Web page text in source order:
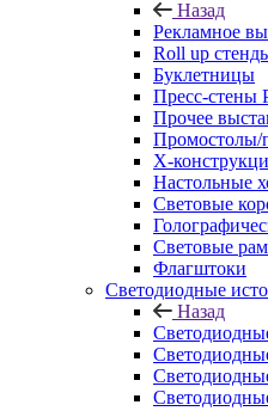
Назад
Рекламное
Roll up
Буклетницы
Пресс-стены
Прочее
Промостолы/
Х-
Настольные
Световые
Световые
Флагштоки
Светодиодные
Назад